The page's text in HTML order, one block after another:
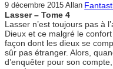
9 décembre 2015 Allan
Lasser – Tome 4
Lasser n’est toujours pas à
Dieux et ce malgré le
façon dont les dieux se
sûr pas étranger. Alors,
d’enquêter pour son